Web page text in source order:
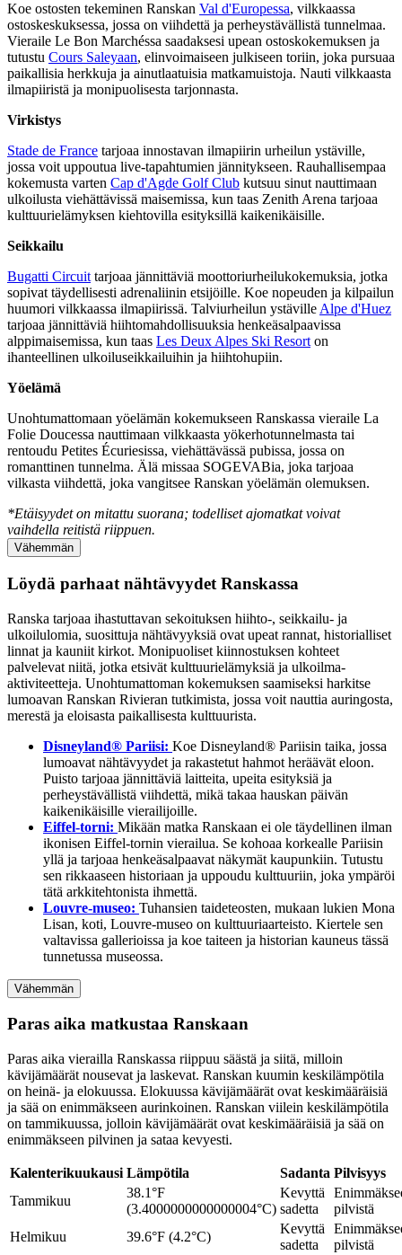
Koe ostosten tekeminen Ranskan Val d'Europessa, vilkkaassa
ostoskeskuksessa, jossa on viihdettä ja perheystävällistä tunnelmaa.
Vieraile Le Bon Marchéssa saadaksesi upean ostoskokemuksen ja
tutustu Cours Saleyaan, elinvoimaiseen julkiseen toriin, joka pursuaa
paikallisia herkkuja ja ainutlaatuisia matkamuistoja. Nauti vilkkaasta
ilmapiiristä ja monipuolisesta tarjonnasta.
Virkistys
Stade de France tarjoaa innostavan ilmapiirin urheilun ystäville,
jossa voit uppoutua live-tapahtumien jännitykseen. Rauhallisempaa
kokemusta varten Cap d'Agde Golf Club kutsuu sinut nauttimaan
ulkoilusta viehättävissä maisemissa, kun taas Zenith Arena tarjoaa
kulttuurielämyksen kiehtovilla esityksillä kaikenikäisille.
Seikkailu
Bugatti Circuit tarjoaa jännittäviä moottoriurheilukokemuksia, jotka
sopivat täydellisesti adrenaliinin etsijöille. Koe nopeuden ja kilpailun
huumori vilkkaassa ilmapiirissä. Talviurheilun ystäville Alpe d'Huez
tarjoaa jännittäviä hiihtomahdollisuuksia henkeäsalpaavissa
alppimaisemissa, kun taas Les Deux Alpes Ski Resort on
ihanteellinen ulkoiluseikkailuihin ja hiihtohupiin.
Yöelämä
Unohtumattomaan yöelämän kokemukseen Ranskassa vieraile La
Folie Doucessa nauttimaan vilkkaasta yökerhotunnelmasta tai
rentoudu Petites Écuriesissa, viehättävässä pubissa, jossa on
romanttinen tunnelma. Älä missaa SOGEVABia, joka tarjoaa
vilkasta viihdettä, joka vangitsee Ranskan yöelämän olemuksen.
*Etäisyydet on mitattu suorana; todelliset ajomatkat voivat
vaihdella reitistä riippuen.
Vähemmän
Löydä parhaat nähtävyydet Ranskassa
Ranska tarjoaa ihastuttavan sekoituksen hiihto-, seikkailu- ja
ulkoilulomia, suosittuja nähtävyyksiä ovat upeat rannat, historialliset
linnat ja kauniit kirkot. Monipuoliset kiinnostuksen kohteet
palvelevat niitä, jotka etsivät kulttuurielämyksiä ja ulkoilma-
aktiviteetteja. Unohtumattoman kokemuksen saamiseksi harkitse
lumoavan Ranskan Rivieran tutkimista, jossa voit nauttia auringosta,
merestä ja eloisasta paikallisesta kulttuurista.
Disneyland® Pariisi: Koe Disneyland® Pariisin taika, jossa
lumoavat nähtävyydet ja rakastetut hahmot heräävät eloon.
Puisto tarjoaa jännittäviä laitteita, upeita esityksiä ja
perheystävällistä viihdettä, mikä takaa hauskan päivän
kaikenikäisille vierailijoille.
Eiffel-torni: Mikään matka Ranskaan ei ole täydellinen ilman
ikonisen Eiffel-tornin vierailua. Se kohoaa korkealle Pariisin
yllä ja tarjoaa henkeäsalpaavat näkymät kaupunkiin. Tutustu
sen rikkaaseen historiaan ja uppoudu kulttuuriin, joka ympäröi
tätä arkkitehtonista ihmettä.
Louvre-museo: Tuhansien taideteosten, mukaan lukien Mona
Lisan, koti, Louvre-museo on kulttuuriaarteisto. Kiertele sen
valtavissa gallerioissa ja koe taiteen ja historian kauneus tässä
tunnetussa museossa.
Vähemmän
Paras aika matkustaa Ranskaan
Paras aika vierailla Ranskassa riippuu säästä ja siitä, milloin
kävijämäärät nousevat ja laskevat. Ranskan kuumin keskilämpötila
on heinä- ja elokuussa. Elokuussa kävijämäärät ovat keskimääräisiä
ja sää on enimmäkseen aurinkoinen. Ranskan viilein keskilämpötila
on tammikuussa, jolloin kävijämäärät ovat keskimääräisiä ja sää on
enimmäkseen pilvinen ja sataa kevyesti.
Kalenterikuukausi Lämpötila Sadanta Pilvisyys
Tammikuu
38.1°F
(3.4000000000000004°C)
Kevyttä
sadetta
pilvistä
Helmikuu
39.6°F (4.2°C)
Kevyttä
sadetta
pilvistä